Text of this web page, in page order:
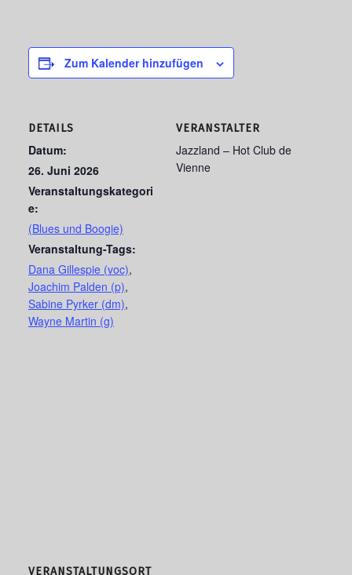
Zum Kalender hinzufügen
DETAILS
Datum:
26. Juni 2026
Veranstaltungskategori
e:
(Blues und Boogie)
Veranstaltung-Tags:
Dana Gillespie (voc),
Joachim Palden (p),
Sabine Pyrker (dm),
Wayne Martin (g)
VERANSTALTER
Jazzland – Hot Club de
Vienne
VERANSTALTUNGSORT